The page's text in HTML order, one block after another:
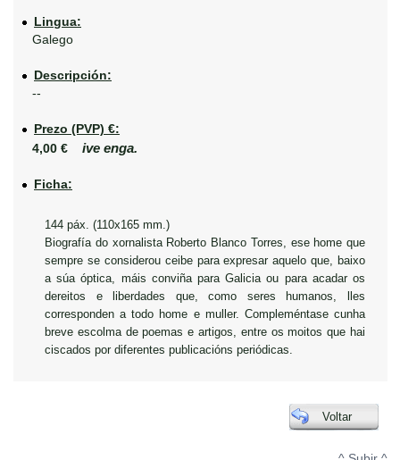
Lingua:
Galego
Descripción:
--
Prezo (PVP) €:
4,00 € ive enga.
Ficha:
144 páx. (110x165 mm.)
Biografía do xornalista Roberto Blanco Torres, ese home que
sempre se considerou ceibe para expresar aquelo que, baixo
a súa óptica, máis conviña para Galicia ou para acadar os
dereitos e liberdades que, como seres humanos, lles
corresponden a todo home e muller. Compleméntase cunha
breve escolma de poemas e artigos, entre os moitos que hai
ciscados por diferentes publicacións periódicas.
Voltar